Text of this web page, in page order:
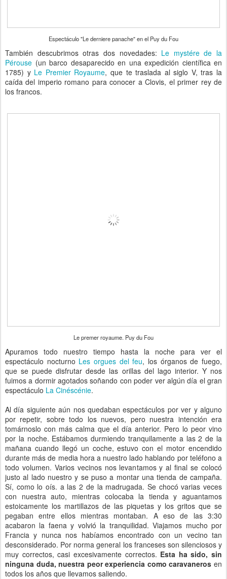
Espectáculo "Le derniere panache" en el Puy du Fou
También descubrimos otras dos novedades: Le mystére de la
Pérouse (un barco desaparecido en una expedición científica en
1785) y Le Premier Royaume, que te traslada al siglo V, tras la
caída del imperio romano para conocer a Clovis, el primer rey de
los francos.
Le premer royaume. Puy du Fou
Apuramos todo nuestro tiempo hasta la noche para ver el
espectáculo nocturno Les orgues del feu, los órganos de fuego,
que se puede disfrutar desde las orillas del lago interior. Y nos
fuimos a dormir agotados soñando con poder ver algún día el gran
espectáculo La Cinéscénie.
Al día siguiente aún nos quedaban espectáculos por ver y alguno
por repetir, sobre todo los nuevos, pero nuestra intención era
tomárnoslo con más calma que el día anterior. Pero lo peor vino
por la noche. Estábamos durmiendo tranquilamente a las 2 de la
mañana cuando llegó un coche, estuvo con el motor encendido
durante más de media hora a nuestro lado hablando por teléfono a
todo volumen. Varios vecinos nos levantamos y al final se colocó
justo al lado nuestro y se puso a montar una tienda de campaña.
Sí, como lo oís. a las 2 de la madrugada. Se chocó varias veces
con nuestra auto, mientras colocaba la tienda y aguantamos
estoicamente los martillazos de las piquetas y los gritos que se
pegaban entre ellos mientras montaban. A eso de las 3:30
acabaron la faena y volvió la tranquilidad. Viajamos mucho por
Francia y nunca nos habíamos encontrado con un vecino tan
desconsiderado. Por norma general los franceses son silenciosos y
muy correctos, casi excesivamente correctos. Esta ha sido, sin
ninguna duda, nuestra peor experiencia como caravaneros en
todos los años que llevamos saliendo.